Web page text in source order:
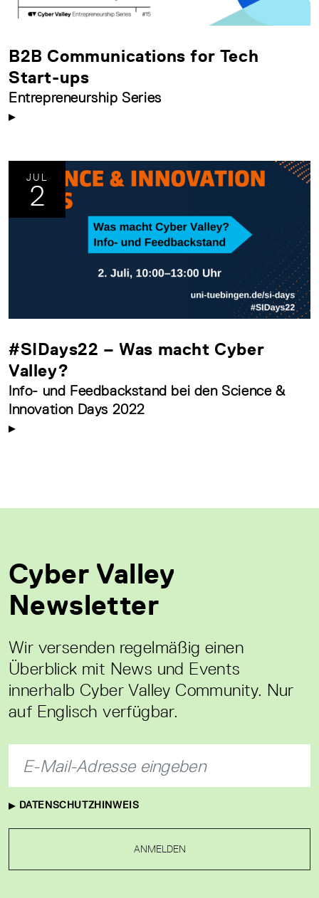
B2B Communications for Tech
Start-ups
Entrepreneurship Series
JUL
2
#SIDays22 – Was macht Cyber
Valley?
Info- und Feedbackstand bei den Science &
Innovation Days 2022
Cyber Valley
Newsletter
Wir versenden regelmäßig einen
Überblick mit News und Events
innerhalb Cyber Valley Community. Nur
auf Englisch verfügbar.
DATENSCHUTZHINWEIS
ANMELDEN